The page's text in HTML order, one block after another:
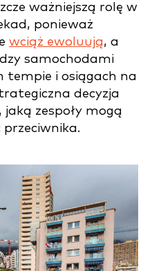
ważniejszą rolę w
ponieważ
wciąż ewoluują, a
samochodami
tempie i osiągach na
decyzja
zespoły mogą